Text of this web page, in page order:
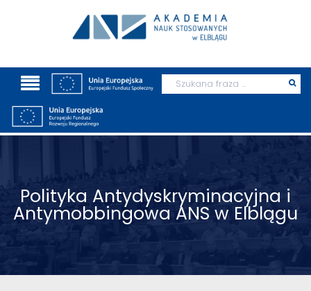
Wyszukaj
Polityka Antydyskryminacyjna i
Antymobbingowa ANS w Elblągu